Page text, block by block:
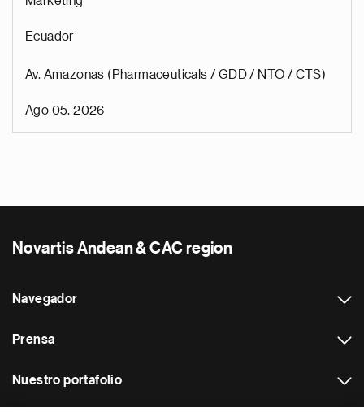
Ecuador
Av. Amazonas (Pharmaceuticals / GDD / NTO / CTS)
Ago 05, 2026
Novartis Andean & CAC region
Navegador
Prensa
Nuestro portafolio